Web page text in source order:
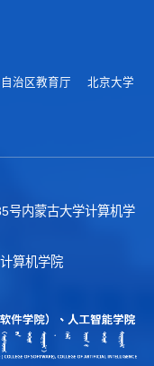
治区教育厅
北京大学
号内蒙古大学计算机学
算机学院